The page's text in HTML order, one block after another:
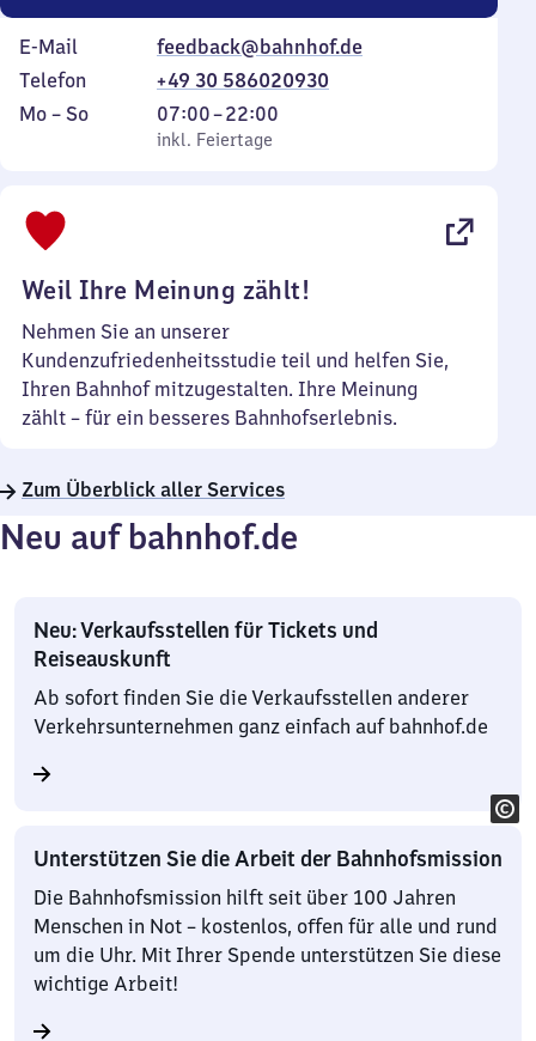
E-Mail
feedback@bahnhof.de
Telefon
+49 30 586020930
Montag
Mo – So,
inkl. Feiertage
07:00–22:00
Von
7
inkl. Feiertage
Weil Ihre Meinung zählt!
Nehmen Sie an unserer
Kundenzufriedenheitsstudie teil und helfen Sie,
Ihren Bahnhof mitzugestalten. Ihre Meinung
zählt – für ein besseres Bahnhofserlebnis.
Zum Überblick aller Services
Neu auf bahnhof.de
Neu: Verkaufsstellen für Tickets und
Reiseauskunft
Ab sofort finden Sie die Verkaufsstellen anderer
Verkehrsunternehmen ganz einfach auf bahnhof.de
Unterstützen Sie die Arbeit der Bahnhofsmission
Die Bahnhofsmission hilft seit über 100 Jahren
Menschen in Not – kostenlos, offen für alle und rund
um die Uhr. Mit Ihrer Spende unterstützen Sie diese
wichtige Arbeit!